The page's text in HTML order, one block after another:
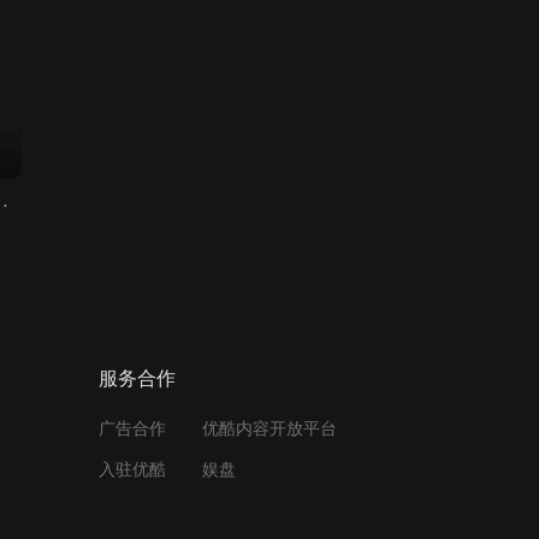
二季
服务合作
广告合作 优酷内容开放平台
入驻优酷 娱盘